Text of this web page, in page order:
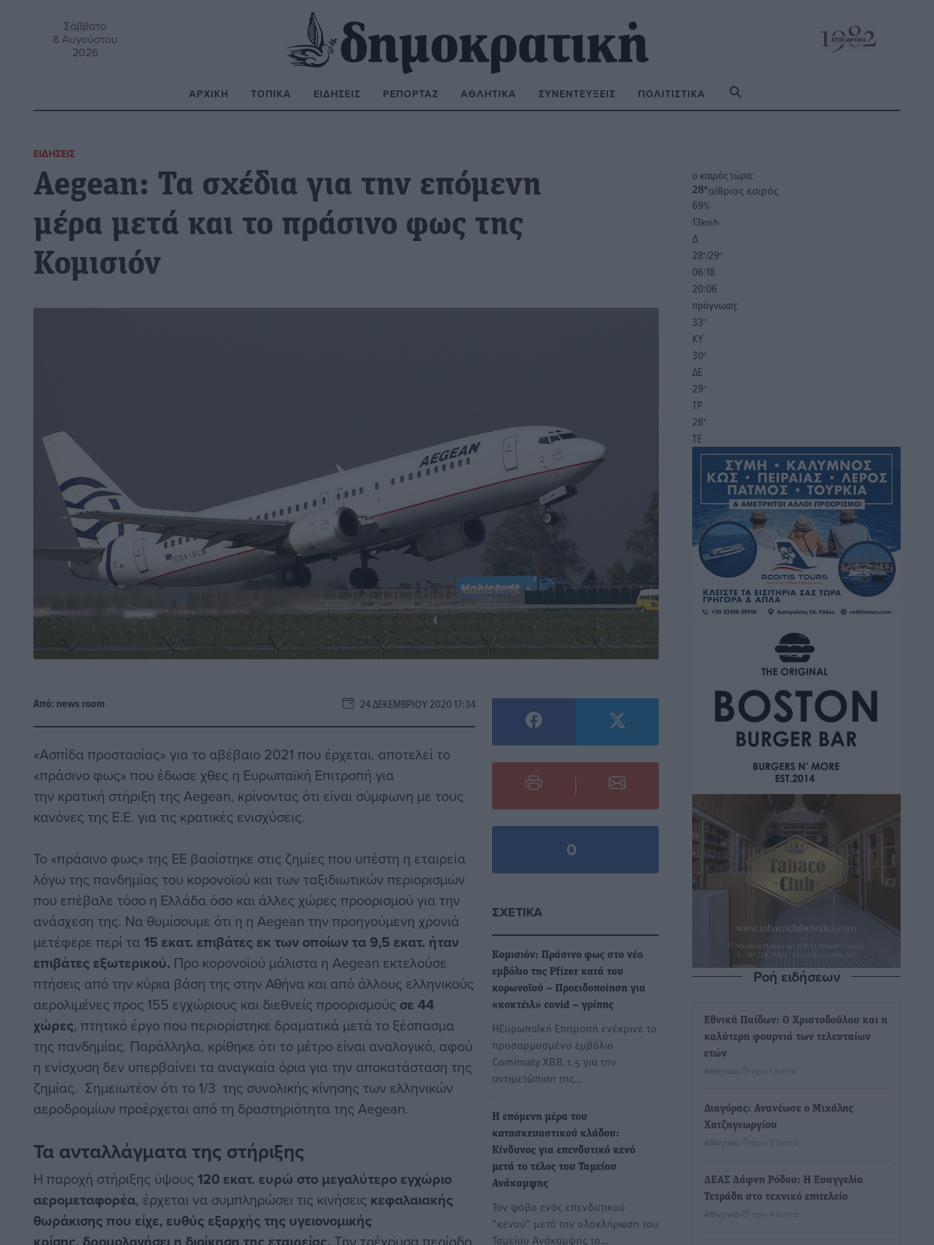
Σάββατο
8 Αυγούστου
2026
ΑΡΧΙΚΉ ΤΟΠΙΚΆ ΕΙΔΉΣΕΙΣ ΡΕΠΟΡΤΆΖ ΑΘΛΗΤΙΚΆ ΣΥΝΕΝΤΕΎΞΕΙΣ ΠΟΛΙΤΙΣΤΙΚΆ
ΕΙΔΉΣΕΙΣ
Aegean: Τα σχέδια για την επόμενη
μέρα μετά και το πράσινο φως της
Κομισιόν
Από: news room 24 ΔΕΚΕΜΒΡΊΟΥ 2020 17:34
«Ασπίδα προστασίας» για το αβέβαιο 2021 που έρχεται, αποτελεί το
«πράσινο φως» που έδωσε χθες η Ευρωπαϊκή Επιτροπή για
την κρατική στήριξη της Aegean, κρίνοντας ότι είναι σύμφωνη με τους
κανόνες της Ε.Ε. για τις κρατικές ενισχύσεις.
Το «πράσινο φως» της ΕΕ βασίστηκε στις ζημίες που υπέστη η εταιρεία
λόγω της πανδημίας του κορονοϊού και των ταξιδιωτικών περιορισμών
που επέβαλε τόσο η Ελλάδα όσο και άλλες χώρες προορισμού για την
ανάσχεση της. Να θυμίσουμε ότι η η Aegean την προηγούμενη χρονιά
μετέφερε περί τα 15 εκατ. επιβάτες εκ των οποίων τα 9,5 εκατ. ήταν
επιβάτες εξωτερικού. Προ κορονοϊού μάλιστα η Aegean εκτελούσε
πτήσεις από την κύρια βάση της στην Αθήνα και από άλλους ελληνικούς
αερολιμένες προς 155 εγχώριους και διεθνείς προορισμούς σε 44
χώρες, πτητικό έργο που περιορίστηκε δραματικά μετά το ξέσπασμα
της πανδημίας. Παράλληλα, κρίθηκε ότι το μέτρο είναι αναλογικό, αφού
η ενίσχυση δεν υπερβαίνει τα αναγκαία όρια για την αποκατάσταση της
ζημίας. Σημειωτέον ότι το 1/3 της συνολικής κίνησης των ελληνικών
αεροδρομίων προέρχεται από τη δραστηριότητα της Aegean.
Τα ανταλλάγματα της στήριξης
H παροχή στήριξης ύψους 120 εκατ. ευρώ στο μεγαλύτερο εγχώριο
αερομεταφορέα, έρχεται να συμπληρώσει τις κινήσεις κεφαλαιακής
θωράκισης που είχε, ευθύς εξαρχής της υγειονομικής
0
ΣΧΕΤΙΚΆ
Κομισιόν: Πράσινο φως στο νέο
εμβόλιο της Pfizer κατά του
κορωνοϊού – Προειδοποίηση για
«κοκτέιλ» covid – γρίπης
ΗΕυρωπαϊκή Επιτροπή ενέκρινε το
προσαρμοσμένο εμβόλιο
Comirnaty XBB.1.5 για την
αντιμετώπιση της…
Η επόμενη μέρα του
κατασκευαστικού κλάδου:
Κίνδυνος για επενδυτικό κενό
μετά το τέλος του Ταμείου
Ανάκαμψης
Τον φόβο ενός επενδυτικού
"κενού" μετά την ολοκλήρωση του
Ταμείου Ανάκαμψης το…
o καιρός τώρα:
28°αίθριος καιρός
69%
13km/h
Δ
28°/29°
06:18
20:06
πρόγνωση:
33°
ΚΥ
30°
ΔΕ
29°
ΤΡ
28°
ΤΕ
Ροή ειδήσεων
Εθνική Παίδων: Ο Χριστοδούλου και η
καλύτερη φουρνιά των τελευταίων
ετών
Αθλητικά πριν 1 λεπτό
Διαγόρας: Ανανέωσε ο Μιχάλης
Χατζηγεωργίου
Αθλητικά πριν 2 λεπτά
ΔΕΑΣ Δάφνη Ρόδου: Η Ευαγγελία
Τετράδη στο τεχνικό επιτελείο
Αθλητικά πριν 4 λεπτά